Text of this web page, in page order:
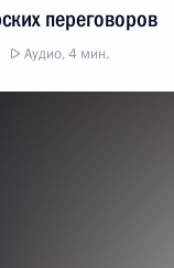
переговоров
Аудио, 4 мин.